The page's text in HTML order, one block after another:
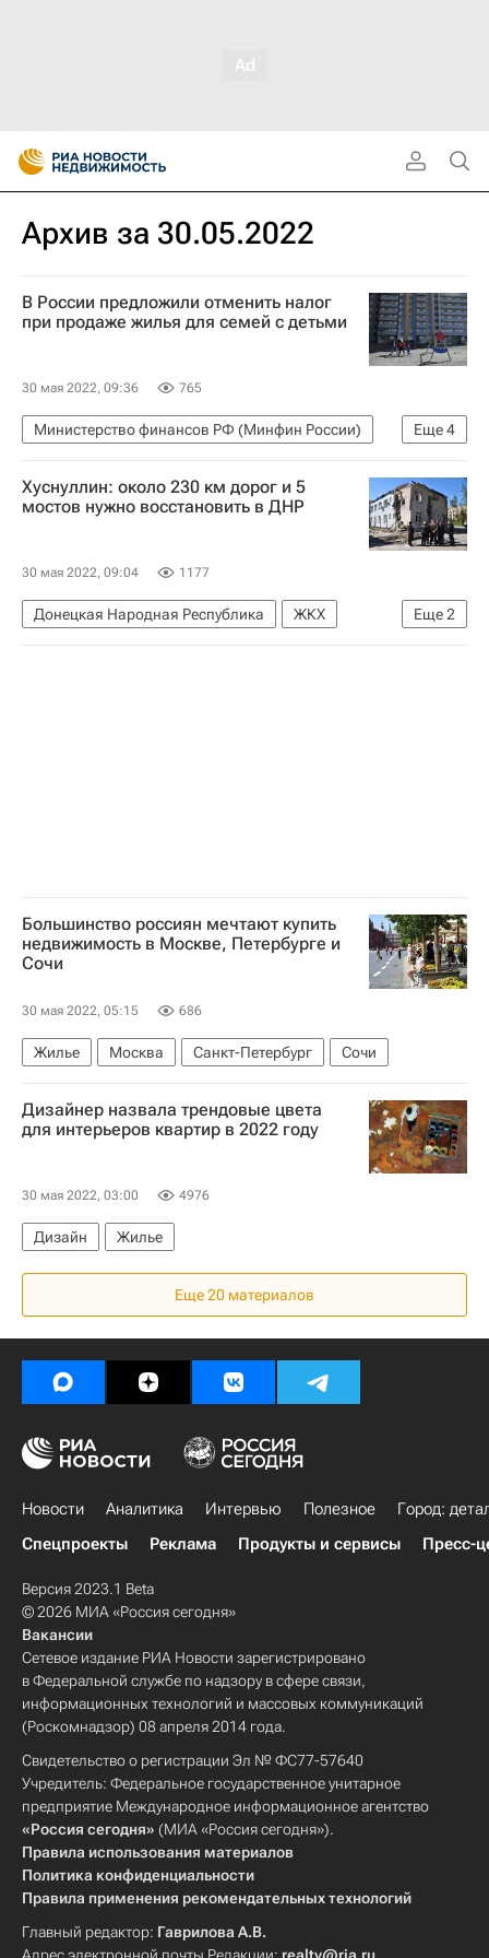
Архив за 30.05.2022
В России предложили отменить налог
при продаже жилья для семей с детьми
30 мая 2022, 09:36 765
Еще4
Министерство финансов РФ (Минфин России)
Жилье
ЛДПР Сделки Налоги
Хуснуллин: около 230 км дорог и 5
мостов нужно восстановить в ДНР
30 мая 2022, 09:04 1177
Еще2
Донецкая Народная Республика
ЖКХ
Херсонская область
Большинство россиян мечтают купить
недвижимость в Москве, Петербурге и
Сочи
30 мая 2022, 05:15 686
Жилье Москва Санкт-Петербург Сочи
Дизайнер назвала трендовые цвета
для интерьеров квартир в 2022 году
30 мая 2022, 03:00 4976
Дизайн Жилье
Еще 20 материалов
Новости Аналитика Интервью Полезное
Город:
Спецпроекты
Реклама Продукты и сервисы Пресс-
Версия 2023.1 Beta
© 2026 МИА «Россия сегодня»
Вакансии
Сетевое издание РИА Новости зарегистрировано
в Федеральной службе по надзору в сфере связи,
информационных технологий и массовых коммуникаций
(Роскомнадзор) 08 апреля 2014 года.
Свидетельство о регистрации Эл № ФС77-57640
Учредитель: Федеральное государственное унитарное
предприятие Международное информационное агентство
«Россия сегодня» (МИА «Россия сегодня»).
Правила использования материалов
Политика конфиденциальности
Правила применения рекомендательных технологий
Главный редактор: Гаврилова А.В.